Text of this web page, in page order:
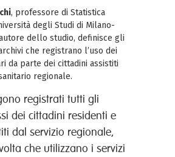
, professore di Statistica
degli Studi di Milano-
dello studio, definisce gli
che registrano l’uso dei
da parte dei cittadini assistiti
regionale.
registrati tutti gli
dei cittadini residenti e
dal servizio regionale,
che utilizzano i servizi